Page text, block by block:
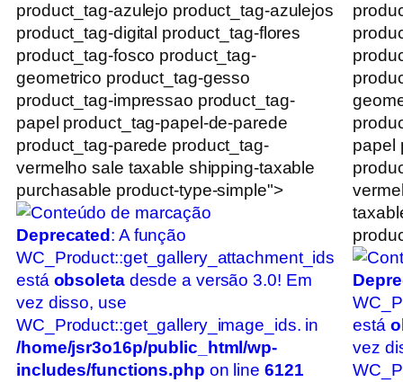
product_tag-azulejo product_tag-azulejos
product_tag-digital product_tag-flores
product_tag-fosco product_tag-
geometrico product_tag-gesso
product_tag-impressao product_tag-
papel product_tag-papel-de-parede
product_tag-parede product_tag-
vermelho sale taxable shipping-taxable
purchasable product-type-simple">
Deprecated : A função
WC_Product::get_gallery_attachment_ids
está obsoletadesde a versão 3.0! Em
vez disso, use
WC_Product::get_gallery_image_ids. in
/home/jsr3o16p/public_html/wp-
includes/functions.php on line 6121
papel
está
vez